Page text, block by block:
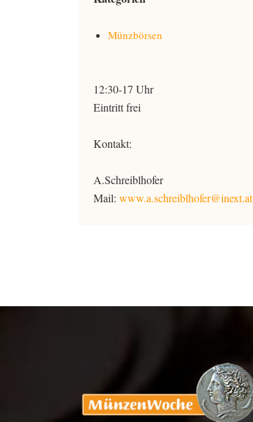
Münzbörsen
12:30-17 Uhr
Eintritt frei
Kontakt:
A.Schreiblhofer
Mail: www.a.schreiblhofer@inext.at